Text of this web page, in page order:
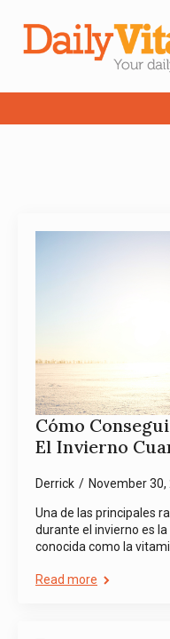
Cómo
El Invierno
Derrick November 30,
Una de las principales
durante el invierno es
conocida como la
Read more